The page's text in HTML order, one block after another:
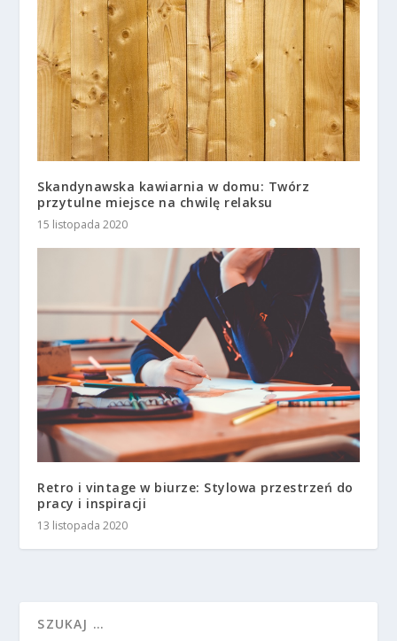
Skandynawska kawiarnia w domu: Twórz
przytulne miejsce na chwilę relaksu
15 listopada 2020
Retro i vintage w biurze: Stylowa przestrzeń do
pracy i inspiracji
13 listopada 2020